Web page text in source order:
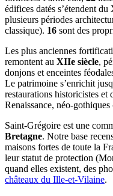
édifices datés s’étendent du
plusieurs périodes
classique). 16 sont des
Les plus anciennes
remontent au XIIe siècle,
donjons et enceintes
Le patrimoine s’enrichit
restaurations historicistes et
Renaissance, néo-
Saint-Grégoire est une
Bretagne. Notre base
maisons fortes de toute la
leur statut de protection
quand elles existent, des
châteaux du Ille-et-Vilaine.